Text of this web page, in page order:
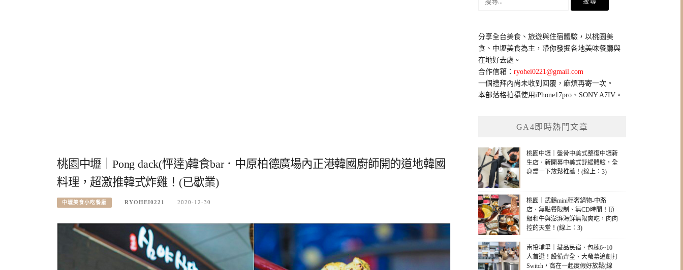
桃園中壢｜Pong dack(怦達)韓食bar．中原柏德廣場內正港韓國廚師開的道地韓國
料理，超激推韓式炸雞！(已歇業)
中壢美食小吃餐廳 RYOHEI0221 2020-12-30
鍵
字:
分享全台美食、旅遊與住宿體驗，以桃園美
食、中壢美食為主，帶你發掘各地美味餐廳與
在地好去處。
合作信箱：ryohei0221@gmail.com
一個禮拜內尚未收到回覆，麻煩再寄一次。
本部落格拍攝使用iPhone17pro、SONY A7IV。
GA4即時熱門文章
桃園中壢｜盤骨中美式整復中壢新
生店．新開幕中美式舒緩體驗，全
身喬一下放鬆推薦！(線上：3)
桃園｜武鶴mini輕奢鍋物-中路
店．無點餐限制、無CD時間！頂
級和牛與澎湃海鮮無限爽吃，肉肉
控的天堂！(線上：3)
南投埔里｜藏品民宿．包棟6~10
人首選！設備齊全、大螢幕追劇打
Switch，窩在一起度假好放鬆(線